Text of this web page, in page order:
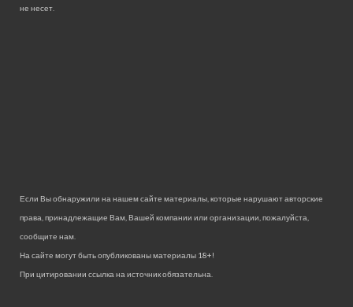
не несет.
Если Вы обнаружили на нашем сайте материалы, которые нарушают авторские
права, принадлежащие Вам, Вашей компании или организации, пожалуйста,
сообщите нам.
На сайте могут быть опубликованы материалы 18+!
При цитировании ссылка на источник обязательна.